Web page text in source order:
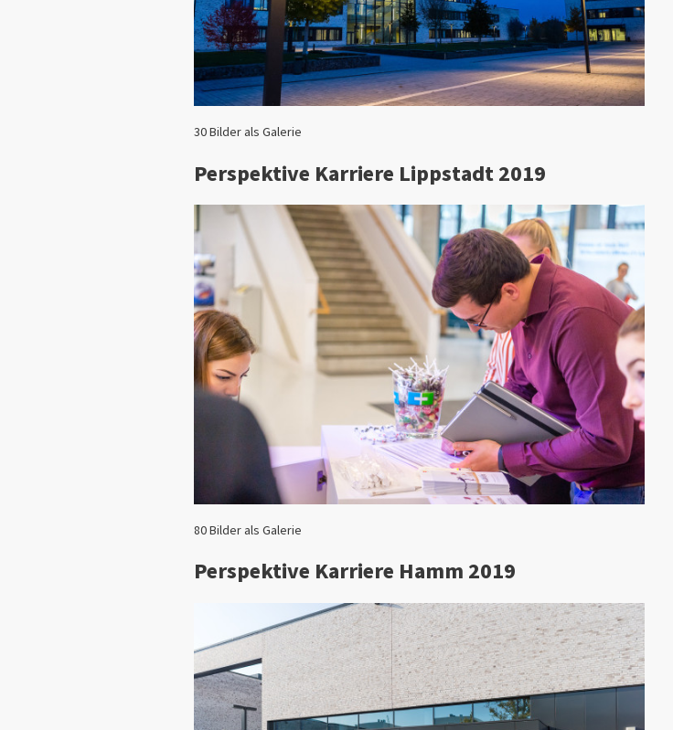
30 Bilder als Galerie
Perspektive Karriere Lippstadt 2019
80 Bilder als Galerie
Perspektive Karriere Hamm 2019